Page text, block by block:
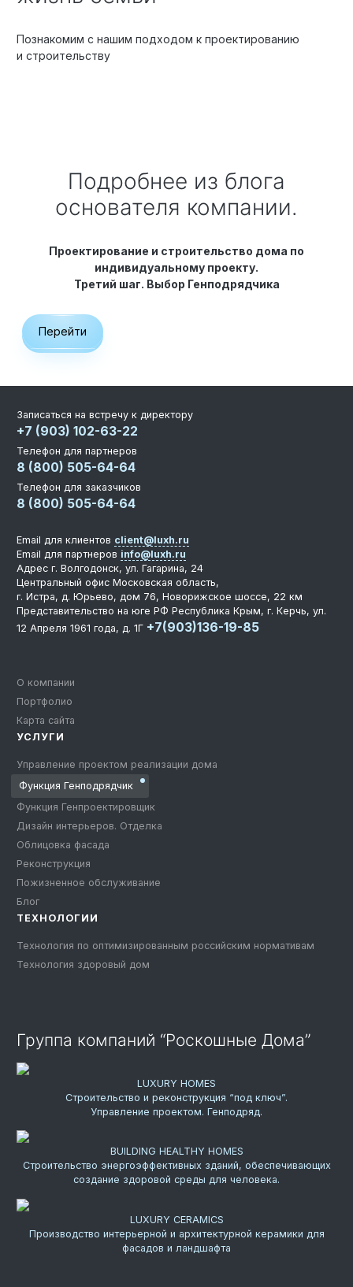
Познакомим с нашим подходом к проектированию
и строительству
Подробнее из блога
основателя компании.
Проектирование и строительство дома по
индивидуальному проекту.
Третий шаг. Выбор Генподрядчика
Перейти
Записаться на встречу к директору
+7 (903) 102-63-22
Телефон для партнеров
8 (800) 505-64-64
Телефон для заказчиков
8 (800) 505-64-64
О компании
Портфолио
Карта сайта
УСЛУГИ
Управление проектом реализации дома
Функция Генподрядчик
Функция Генпроектировщик
Дизайн интерьеров. Отделка
Облицовка фасада
Реконструкция
Пожизненное обслуживание
Блог
ТЕХНОЛОГИИ
Технология по оптимизированным российским нормативам
Технология здоровый дом
Email для клиентов client@luxh.ru
Email для партнеров info@luxh.ru
Адрес г. Волгодонск, ул. Гагарина, 24
Центральный офис Московская область,
г. Истра, д. Юрьево, дом 76, Новорижское шоссе, 22 км
Представительство на юге РФ Республика Крым, г. Керчь, ул.
12 Апреля 1961 года, д. 1Г +7(903)136-19-85
Группа компаний “Роскошные Дома”
LUXURY HOMES
Строительство и реконструкция “под ключ”.
Управление проектом. Генподряд.
BUILDING HEALTHY HOMES
Строительство энергоэффективных зданий, обеспечивающих
создание здоровой среды для человека.
LUXURY CERAMICS
Производство интерьерной и архитектурной керамики для
фасадов и ландшафта